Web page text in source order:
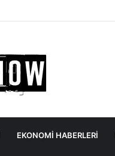
EKONOMİ HABERLERİ